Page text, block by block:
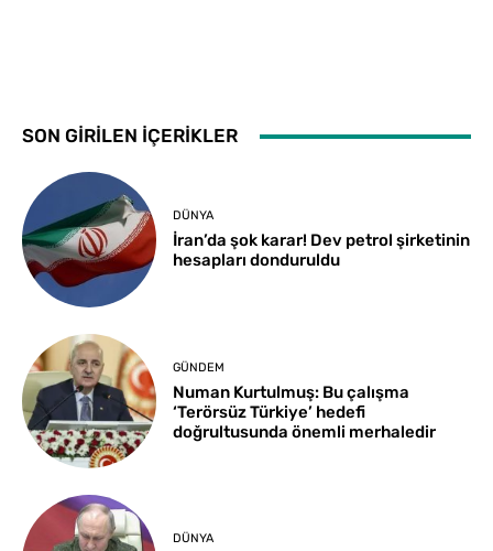
SON GİRİLEN İÇERİKLER
DÜNYA
İran’da şok karar! Dev petrol şirketinin
hesapları donduruldu
GÜNDEM
Numan Kurtulmuş: Bu çalışma
‘Terörsüz Türkiye’ hedefi
doğrultusunda önemli merhaledir
DÜNYA